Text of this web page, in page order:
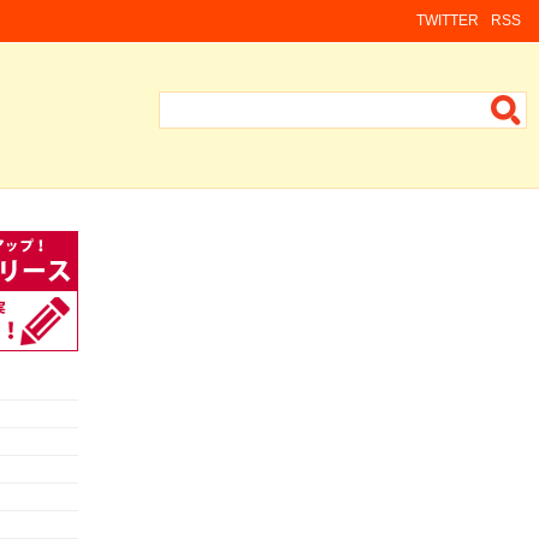
RSS
TWITTER